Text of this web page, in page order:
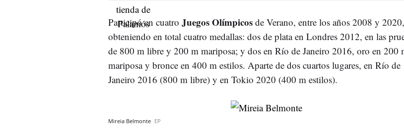
Participó en cuatro Juegos Olímpicos de Verano, entre los años 2008 y 2020,
obteniendo en total cuatro medallas: dos de plata en Londres 2012, en las
de 800 m libre y 200 m mariposa; y dos en Río de Janeiro 2016, oro en 200
mariposa y bronce en 400 m estilos. Aparte de dos cuartos lugares, en Río de
Janeiro 2016 (800 m libre) y en Tokio 2020 (400 m estilos).​
Mireia Belmonte EP